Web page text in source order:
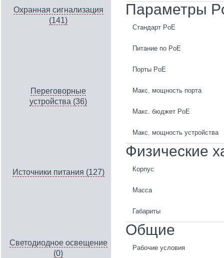
Охранная сигнализация
(141)
Переговорные
устройства (36)
Источники питания (127)
Светодиодное освещение
(0)
Параметры
Стандарт PoE
Питание по PoE
Порты PoE
Макс. мощность порта
Макс. бюджет PoE
Макс. мощность устройства
Физические
Корпус
Масса
Габариты
Общие
Рабочие условия